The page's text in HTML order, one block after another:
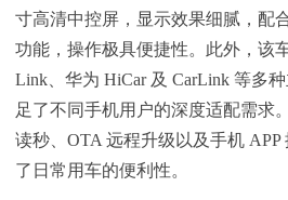
寸高清中控屏，显示效果细腻，配
功能，操作极具便捷性。此外，该
Link、华为 HiCar 及 CarLink 等多
足了不同手机用户的深度适配需求
读秒、OTA 远程升级以及手机
了日常用车的便利性。